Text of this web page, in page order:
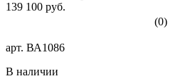
139 100 руб.
(0)
арт. ВА1086
В наличии